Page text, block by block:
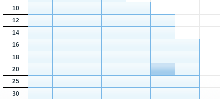
10
12
14
16
18
20
25
30